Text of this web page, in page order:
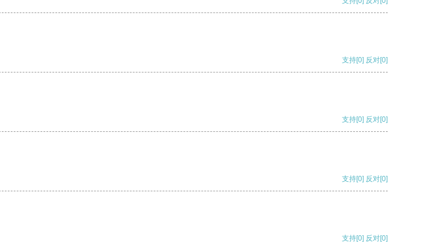
支持[0] 反对[0]
支持[0] 反对[0]
支持[0] 反对[0]
支持[0] 反对[0]